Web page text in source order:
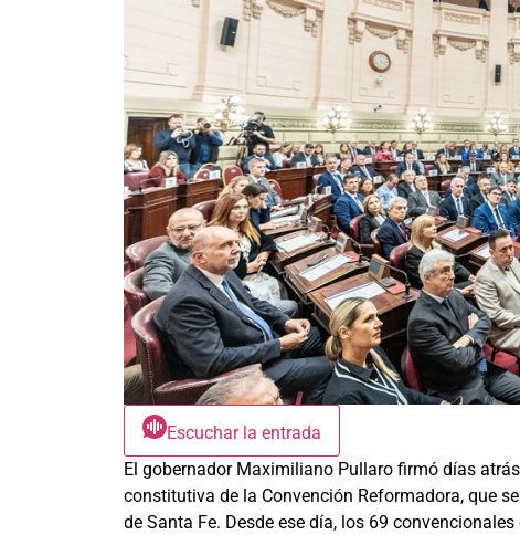
Escuchar la entrada
El gobernador Maximiliano Pullaro firmó días
constitutiva de la Convención Reformadora, que
de Santa Fe. Desde ese día, los 69